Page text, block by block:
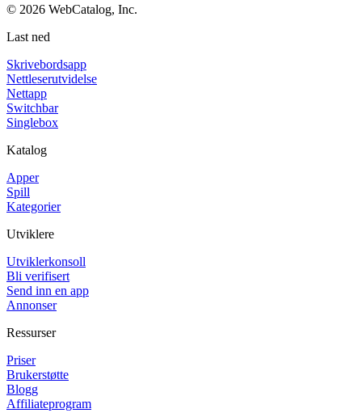
© 2026 WebCatalog, Inc.
Last ned
Skrivebordsapp
Nettleserutvidelse
Nettapp
Switchbar
Singlebox
Katalog
Apper
Spill
Kategorier
Utviklere
Utviklerkonsoll
Bli verifisert
Send inn en app
Annonser
Ressurser
Priser
Brukerstøtte
Blogg
Affiliateprogram